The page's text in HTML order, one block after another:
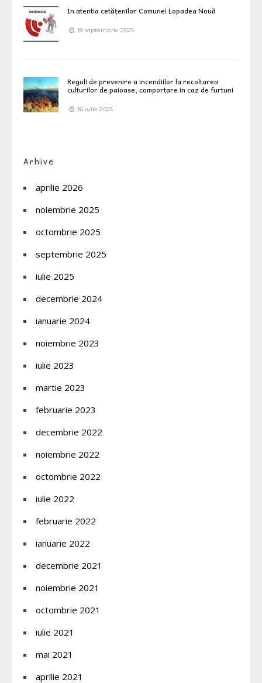
In atentia cetățenilor Comunei Lopadea Nouă
18 septembrie 2025
Reguli de prevenire a incendiilor la recoltarea
culturilor de paioase, comportare in caz de furtuni
16 iulie 2025
Arhive
aprilie 2026
noiembrie 2025
octombrie 2025
septembrie 2025
iulie 2025
decembrie 2024
ianuarie 2024
noiembrie 2023
iulie 2023
martie 2023
februarie 2023
decembrie 2022
noiembrie 2022
octombrie 2022
iulie 2022
februarie 2022
ianuarie 2022
decembrie 2021
noiembrie 2021
octombrie 2021
iulie 2021
mai 2021
aprilie 2021